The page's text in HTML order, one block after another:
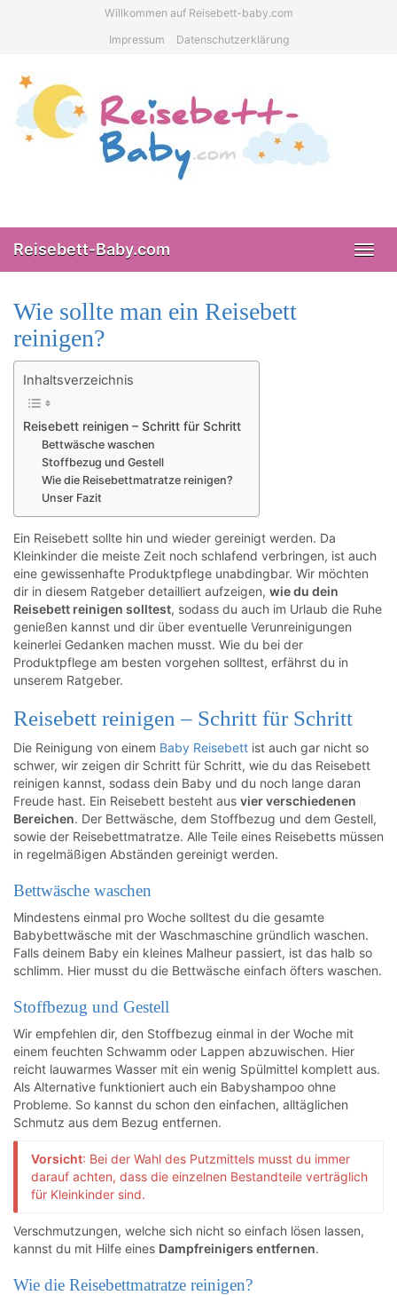
Willkommen auf Reisebett-baby.com
Impressum
Datenschutzerklärung
Reisebett-Baby.com
Wie sollte man ein Reisebett
reinigen?
Inhaltsverzeichnis
Reisebett reinigen – Schritt für Schritt
Bettwäsche waschen
Stoffbezug und Gestell
Wie die Reisebettmatratze reinigen?
Unser Fazit
Ein Reisebett sollte hin und wieder gereinigt werden. Da
Kleinkinder die meiste Zeit noch schlafend verbringen, ist auch
eine gewissenhafte Produktpflege unabdingbar. Wir möchten
dir in diesem Ratgeber detailliert aufzeigen, wie du dein
Reisebett reinigen solltest, sodass du auch im Urlaub die Ruhe
genießen kannst und dir über eventuelle Verunreinigungen
keinerlei Gedanken machen musst. Wie du bei der
Produktpflege am besten vorgehen solltest, erfährst du in
unserem Ratgeber.
Reisebett reinigen – Schritt für Schritt
Die Reinigung von einem Baby Reisebett ist auch gar nicht so
schwer, wir zeigen dir Schritt für Schritt, wie du das Reisebett
reinigen kannst, sodass dein Baby und du noch lange daran
Freude hast. Ein Reisebett besteht aus vier verschiedenen
Bereichen. Der Bettwäsche, dem Stoffbezug und dem Gestell,
sowie der Reisebettmatratze. Alle Teile eines Reisebetts müssen
in regelmäßigen Abständen gereinigt werden.
Bettwäsche waschen
Mindestens einmal pro Woche solltest du die gesamte
Babybettwäsche mit der Waschmaschine gründlich waschen.
Falls deinem Baby ein kleines Malheur passiert, ist das halb so
schlimm. Hier musst du die Bettwäsche einfach öfters waschen.
Stoffbezug und Gestell
Wir empfehlen dir, den Stoffbezug einmal in der Woche mit
einem feuchten Schwamm oder Lappen abzuwischen. Hier
reicht lauwarmes Wasser mit ein wenig Spülmittel komplett aus.
Als Alternative funktioniert auch ein Babyshampoo ohne
Probleme. So kannst du schon den einfachen, alltäglichen
Schmutz aus dem Bezug entfernen.
Vorsicht: Bei der Wahl des Putzmittels musst du immer
darauf achten, dass die einzelnen Bestandteile verträglich
für Kleinkinder sind.
Verschmutzungen, welche sich nicht so einfach lösen lassen,
kannst du mit Hilfe eines Dampfreinigers entfernen.
Wie die Reisebettmatratze reinigen?